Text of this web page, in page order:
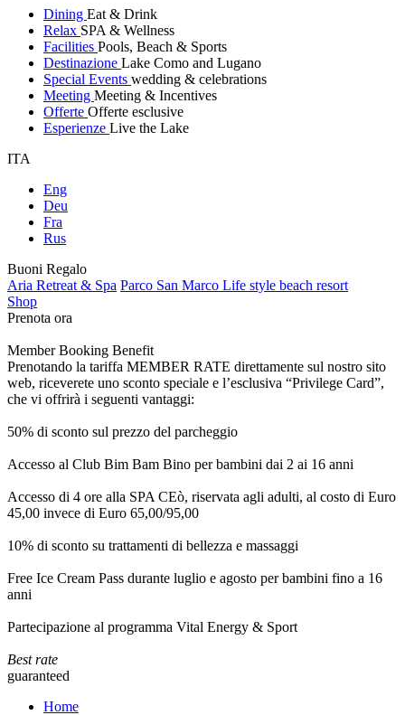
Dining Eat & Drink
Relax SPA & Wellness
Facilities Pools, Beach & Sports
Destinazione Lake Como and Lugano
Special Events wedding & celebrations
Meeting Meeting & Incentives
Offerte Offerte esclusive
Esperienze Live the Lake
ITA
Eng
Deu
Fra
Rus
Buoni Regalo
Aria Retreat & Spa Parco San Marco Life style beach resort
Shop
Prenota ora
Member Booking Benefit
Prenotando la tariffa MEMBER RATE direttamente sul nostro sito
web, riceverete uno sconto speciale e l’esclusiva “Privilege Card”,
che vi offrirà i seguenti vantaggi:
50% di sconto sul prezzo del parcheggio
Accesso al Club Bim Bam Bino per bambini dai 2 ai 16 anni
Accesso di 4 ore alla SPA CEò, riservata agli adulti, al costo di Euro
45,00 invece di Euro 65,00/95,00
10% di sconto su trattamenti di bellezza e massaggi
Free Ice Cream Pass durante luglio e agosto per bambini fino a 16
anni
Partecipazione al programma Vital Energy & Sport
Best rate
guaranteed
Home